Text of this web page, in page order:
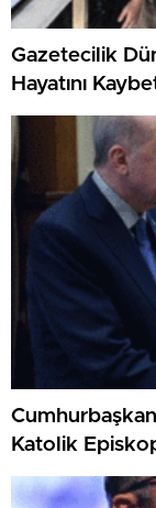
Gazetecilik
Hayatını
Katolik